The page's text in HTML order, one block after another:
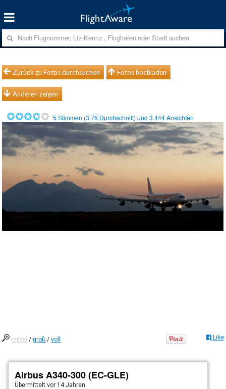
Zurück zu Fotos durchsuchen Fotos hochladen
Anderen zeigen
5 Stimmen (3.75 Durchschnitt) und3.444Ansichten
mittel /groß /voll Like
Airbus A340-300 (EC-GLE)
Übermitteltvor 14 Jahren